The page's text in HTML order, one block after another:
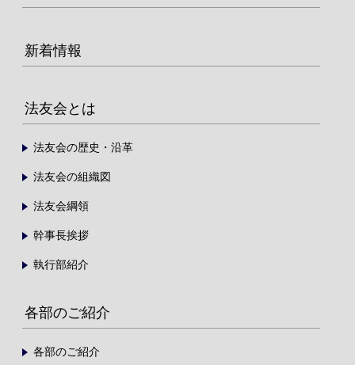
新着情報
法友会とは
法友会の歴史・沿革
法友会の組織図
法友会綱領
幹事長挨拶
執行部紹介
各部のご紹介
各部のご紹介